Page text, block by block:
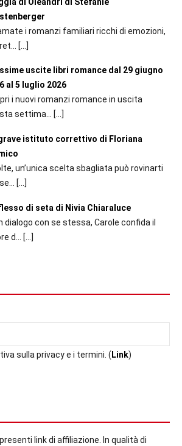
i romanzi familiari ricchi di emozioni,
[…]
uscite libri romance dal 29 giugno
al 5 luglio 2026
i nuovi romanzi romance in uscita
settima... […]
istituto correttivo di Floriana
un’unica scelta sbagliata può rovinarti
[…]
di seta di Nivia Chiaraluce
dialogo con se stessa, Carole confida il
d...
[…]
sulla privacy e i termini. ( Link)
link di affiliazione. In qualità di